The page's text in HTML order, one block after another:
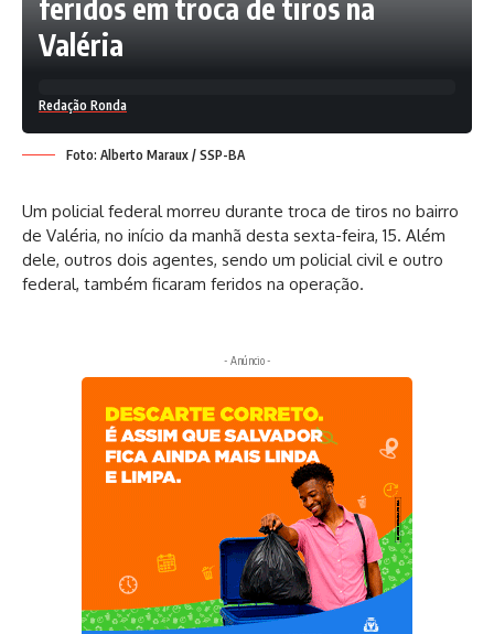
feridos em troca de tiros na
Valéria
Redação Ronda
Foto: Alberto Maraux / SSP-BA
Um policial federal morreu durante troca de tiros no bairro
de Valéria, no início da manhã desta sexta-feira, 15. Além
dele, outros dois agentes, sendo um policial civil e outro
federal, também ficaram feridos na operação.
- Anúncio -